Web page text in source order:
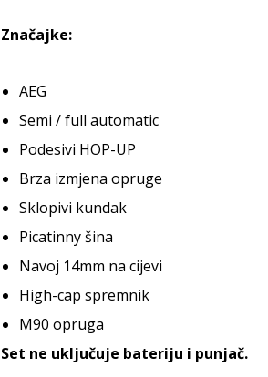
Značajke:
AEG
Semi / full automatic
Podesivi HOP-UP
Brza izmjena opruge
Sklopivi kundak
Picatinny šina
Navoj 14mm na cijevi
High-cap spremnik
M90 opruga
Set ne uključuje bateriju i punjač.